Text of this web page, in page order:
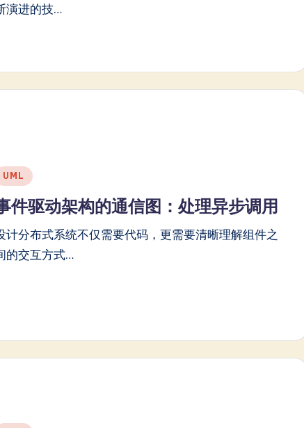
演进的技…
UML
件驱动架构的通信图：处理异步调用
计分布式系统不仅需要代码，更需要清晰理解组件之
的交互方式…